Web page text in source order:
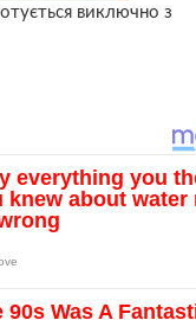
виключно з